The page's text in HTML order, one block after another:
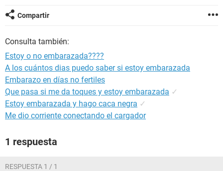
Compartir
Consulta también:
Estoy o no embarazada????
A los cuántos dias puedo saber si estoy embarazada
Embarazo en días no fertiles
Que pasa si me da toques y estoy embarazada ✓
Estoy embarazada y hago caca negra ✓
Me dio corriente conectando el cargador
1 respuesta
RESPUESTA 1 / 1